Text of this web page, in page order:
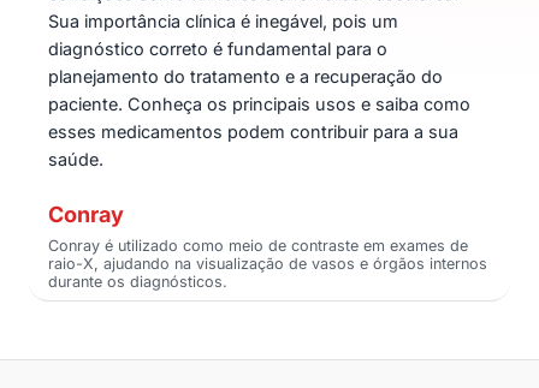
Sua importância clínica é inegável, pois um
diagnóstico correto é fundamental para o
planejamento do tratamento e a recuperação do
paciente. Conheça os principais usos e saiba como
esses medicamentos podem contribuir para a sua
saúde.
Conray
Conray é utilizado como meio de contraste em exames de
raio-X, ajudando na visualização de vasos e órgãos internos
durante os diagnósticos.